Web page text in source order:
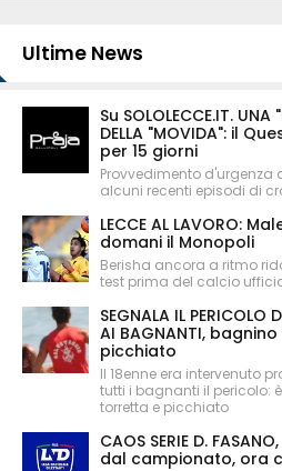
Ultime News
Su SOLOLECCE.IT. UNA
DELLA "MOVIDA": il
per 15 giorni
Provvedimento d'urgenza
alcuni recenti episodi di
LECCE AL LAVORO:
domani il Monopoli
Berisha ancora a ritmo
test prima del calcio
SEGNALA IL
AI BAGNANTI,
picchiato
Il 18enne era intervenuto
tutti i bagnanti il pericolo:
torretta e picchiato
CAOS SERIE D.
dal campionato, ora